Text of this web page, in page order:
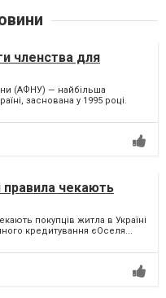
членства для
(АФНУ) — найбільша
заснована у 1995 році.
правила чекають
покупців житла в Україні
кредитування єОселя...